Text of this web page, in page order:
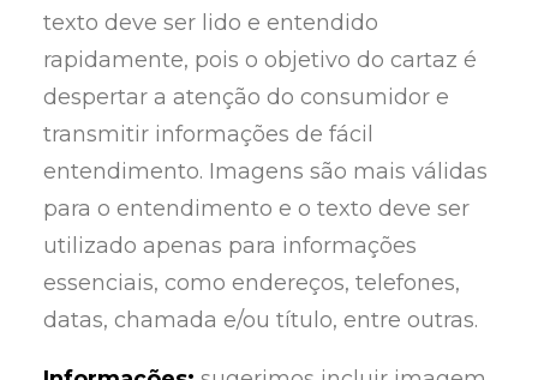
texto deve ser lido e entendido
rapidamente, pois o objetivo do cartaz é
despertar a atenção do consumidor e
transmitir informações de fácil
entendimento. Imagens são mais válidas
para o entendimento e o texto deve ser
utilizado apenas para informações
essenciais, como endereços, telefones,
datas, chamada e/ou título, entre outras.